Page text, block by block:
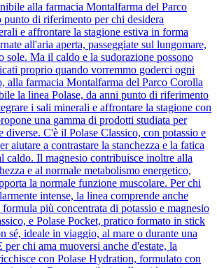
alla farmacia Montalfarma del Parco
di riferimento per chi desidera
e affrontare la stagione estiva in forma
all'aria aperta, passeggiate sul lungomare,
sole. Ma il caldo e la sudorazione possono
proprio quando vorremmo goderci ogni
alla farmacia Montalfarma del Parco Corolla
la linea Polase, da anni punto di riferimento
i sali minerali e affrontare la stagione con
una gamma di prodotti studiata per
diverse. C'è il Polase Classico, con potassio e
aiutare a contrastare la stanchezza e la fatica
caldo. Il magnesio contribuisce inoltre alla
e al normale metabolismo energetico,
la normale funzione muscolare. Per chi
intense, la linea comprende anche
più concentrata di potassio e magnesio
e Polase Pocket, pratico formato in stick
sé, ideale in viaggio, al mare o durante una
per chi ama muoversi anche d'estate, la
con Polase Hydration, formulato con